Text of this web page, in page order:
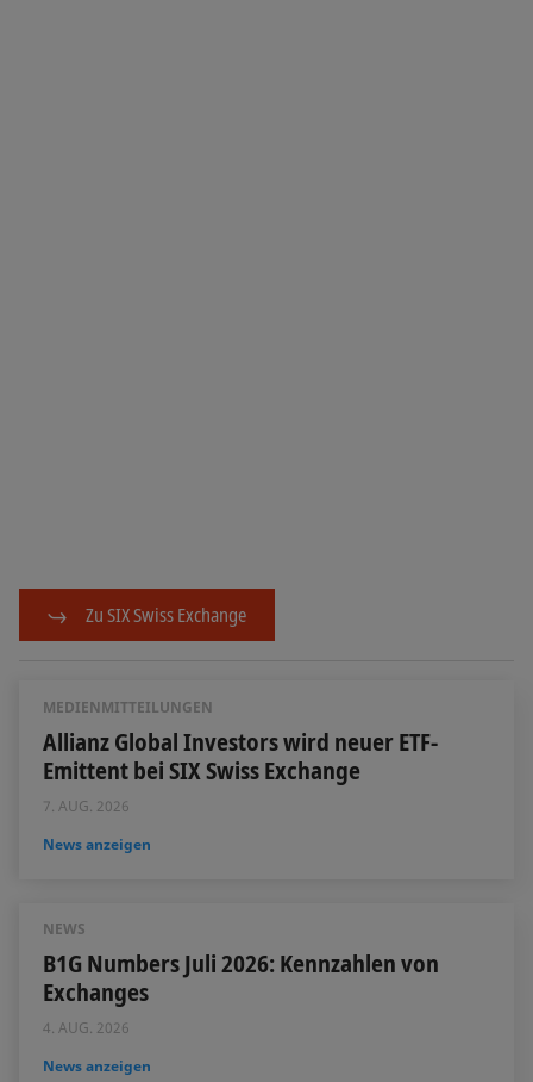
Zu SIX Swiss Exchange
MEDIENMITTEILUNGEN
Allianz Global Investors wird neuer ETF-
Emittent bei SIX Swiss Exchange
7. AUG. 2026
News anzeigen
NEWS
B1G Numbers Juli 2026: Kennzahlen von
Exchanges
4. AUG. 2026
News anzeigen